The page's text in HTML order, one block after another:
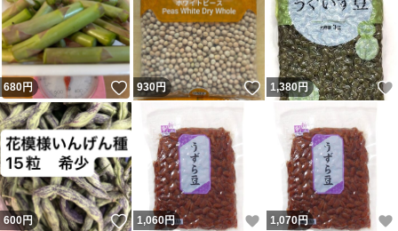
680円 いいね！
930円 いいね！
1,380円
600円 いいね！
1,060円 いいね！
1,070円